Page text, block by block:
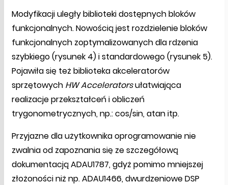
Modyfikacji uległy biblioteki dostępnych bloków
funkcjonalnych. Nowością jest rozdzielenie bloków
funkcjonalnych zoptymalizowanych dla rdzenia
szybkiego (rysunek 4) i standardowego (rysunek 5).
Pojawiła się też biblioteka akceleratorów
sprzętowych HW Acceleratorsułatwiająca
realizacje przekształceń i obliczeń
trygonometrycznych, np.: cos/sin, atan itp.
Przyjazne dla użytkownika oprogramowanie nie
zwalnia od zapoznania się ze szczegółową
dokumentacją ADAU1787, gdyż pomimo mniejszej
złożoności niż np. ADAU1466, dwurdzeniowe DSP